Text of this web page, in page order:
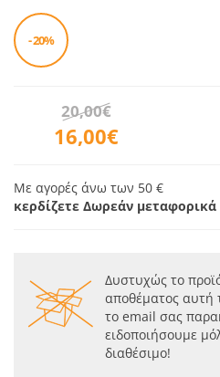
- 20%
16,00€
20,00€
Με αγορές άνω των 50 €
κερδίζετε Δωρεάν μεταφορικά
Δυστυχώς το
αποθέματος αυτή
το email σας
ειδοποιήσουμε
διαθέσιμο!